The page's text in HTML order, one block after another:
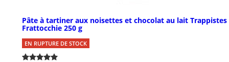
Pâte à tartiner aux noisettes et chocolat au lait Trappistes
Frattocchie 250 g
EN RUPTURE DE STOCK